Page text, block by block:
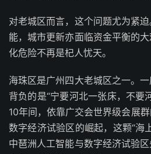
对老城区而言，这个问题尤为紧
能，城市更新亦面临资金平衡的
化危险不再是杞人忧天。
海珠区是广州四大老城区之一。一
背负的是“宁要河北一张床，不要
10年间，依靠广交会世界级会展
数字经济试验区的崛起，这颗“海
中琶洲人工智能与数字经济试验